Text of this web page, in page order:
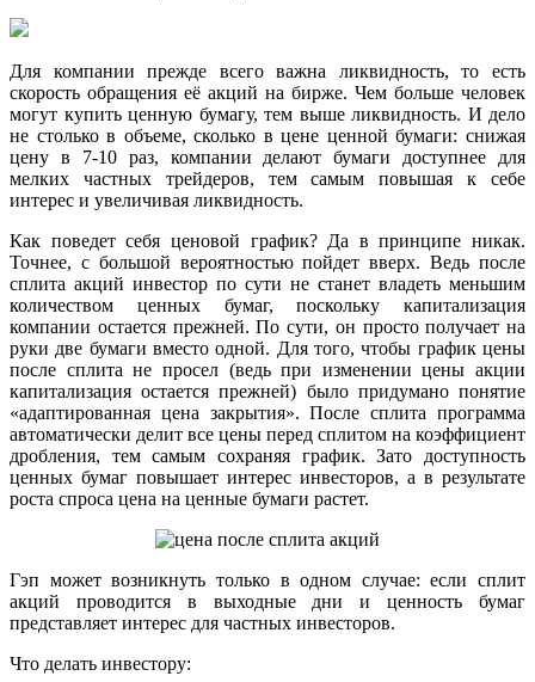
Для компании прежде всего важна ликвидность, то есть
скорость обращения её акций на бирже. Чем больше человек
могут купить ценную бумагу, тем выше ликвидность. И дело
не столько в объеме, сколько в цене ценной бумаги: снижая
цену в 7-10 раз, компании делают бумаги доступнее для
мелких частных трейдеров, тем самым повышая к себе
интерес и увеличивая ликвидность.
Как поведет себя ценовой график? Да в принципе никак.
Точнее, с большой вероятностью пойдет вверх. Ведь после
сплита акций инвестор по сути не станет владеть меньшим
количеством ценных бумаг, поскольку капитализация
компании остается прежней. По сути, он просто получает на
руки две бумаги вместо одной. Для того, чтобы график цены
после сплита не просел (ведь при изменении цены акции
капитализация остается прежней) было придумано понятие
«адаптированная цена закрытия». После сплита программа
автоматически делит все цены перед сплитом на коэффициент
дробления, тем самым сохраняя график. Зато доступность
ценных бумаг повышает интерес инвесторов, а в результате
роста спроса цена на ценные бумаги растет.
Гэп может возникнуть только в одном случае: если сплит
акций проводится в выходные дни и ценность бумаг
представляет интерес для частных инвесторов.
Что делать инвестору: